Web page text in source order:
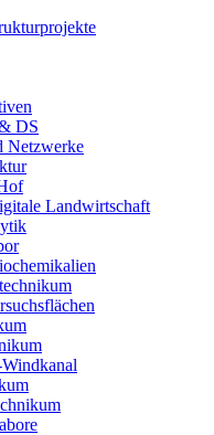
DS
Netzwerke
Landwirtschaft